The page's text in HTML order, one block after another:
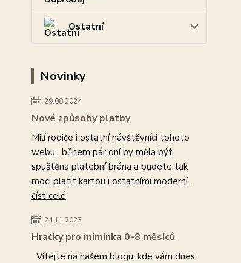
Ostatní
Novinky
29.08.2024
Nové způsoby platby
Milí rodiče i ostatní návštěvníci tohoto
webu, během pár dní by měla být
spuštěna platební brána a budete tak
moci platit kartou i ostatními moderní...
číst celé
24.11.2023
Hračky pro miminka 0-8 měsíců
Vítejte na našem blogu, kde vám dnes